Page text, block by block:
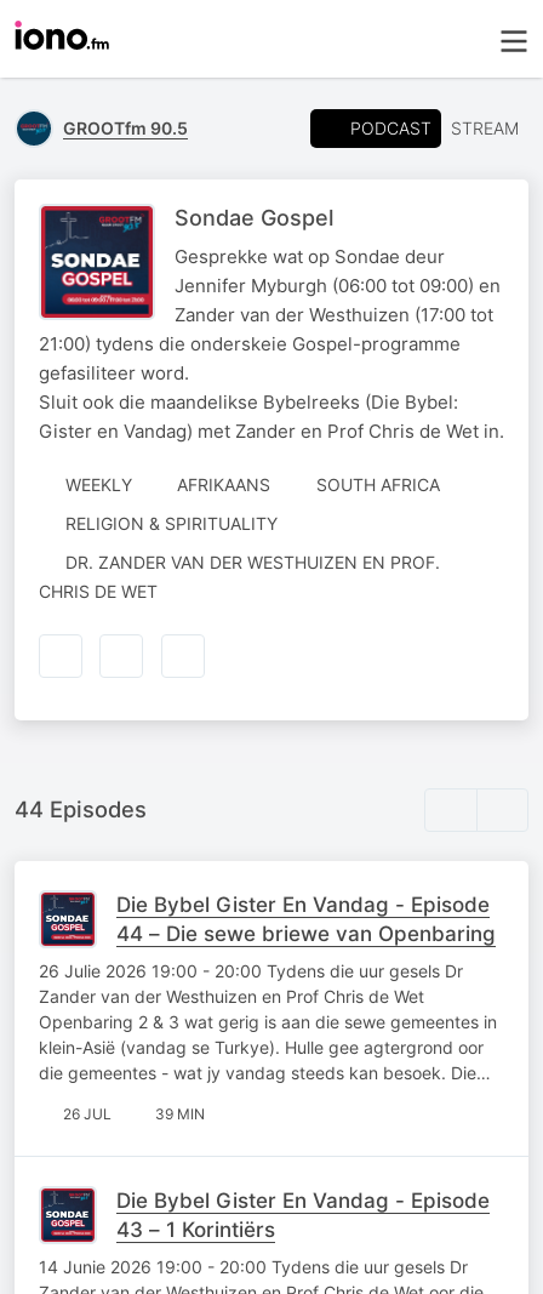
GROOTfm 90.5 PODCAST STREAM
Sondae Gospel
Gesprekke wat op Sondae deur
Jennifer Myburgh (06:00 tot 09:00) en
Zander van der Westhuizen (17:00 tot
21:00) tydens die onderskeie Gospel-programme
gefasiliteer word.
Sluit ook die maandelikse Bybelreeks (Die Bybel:
Gister en Vandag) met Zander en Prof Chris de Wet in.
WEEKLY AFRIKAANS
SOUTH AFRICA
RELIGION & SPIRITUALITY
AUTHORED
BY
DR. ZANDER VAN DER WESTHUIZEN EN PROF.
CHRIS DE WET
44 Episodes
Die Bybel Gister En Vandag - Episode
44 – Die sewe briewe van Openbaring
26 Julie 2026 19:00 - 20:00 Tydens die uur gesels Dr
Zander van der Westhuizen en Prof Chris de Wet
Openbaring 2 & 3 wat gerig is aan die sewe gemeentes in
klein-Asië (vandag se Turkye). Hulle gee agtergrond oor
die gemeentes - wat jy vandag steeds kan besoek. Die…
26 JUL 39 MIN
Die Bybel Gister En Vandag - Episode
43 – 1 Korintiërs
14 Junie 2026 19:00 - 20:00 Tydens die uur gesels Dr